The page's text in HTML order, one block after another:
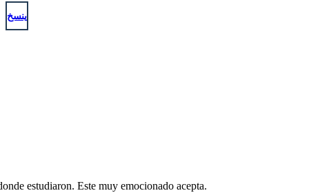
ينسخ
estudiaron. Este muy emocionado acepta.